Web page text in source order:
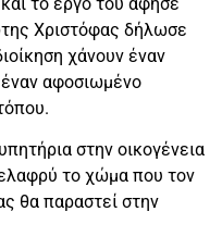
Χριστόφας δήλωσε
χάνουν έναν
αφοσιωμένο
στην οικογένεια
ελαφρύ το χώμα που τον
θα παραστεί στην